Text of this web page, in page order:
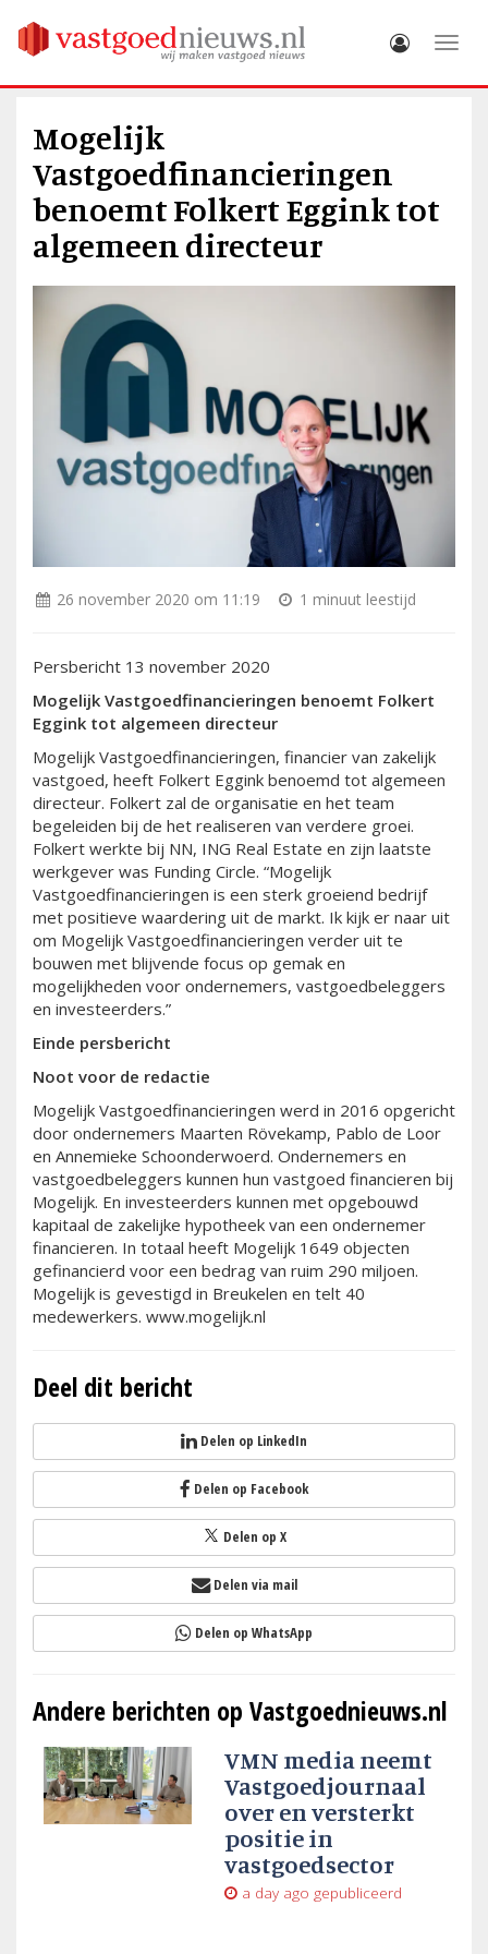
Mogelijk
Vastgoedfinancieringen
benoemt Folkert Eggink tot
algemeen directeur
26 november 2020 om 11:19 1 minuut leestijd
Persbericht 13 november 2020
Mogelijk Vastgoedfinancieringen benoemt Folkert
Eggink tot algemeen directeur
Mogelijk Vastgoedfinancieringen, financier van zakelijk
vastgoed, heeft Folkert Eggink benoemd tot algemeen
directeur. Folkert zal de organisatie en het team
begeleiden bij de het realiseren van verdere groei.
Folkert werkte bij NN, ING Real Estate en zijn laatste
werkgever was Funding Circle. “Mogelijk
Vastgoedfinancieringen is een sterk groeiend bedrijf
met positieve waardering uit de markt. Ik kijk er naar uit
om Mogelijk Vastgoedfinancieringen verder uit te
bouwen met blijvende focus op gemak en
mogelijkheden voor ondernemers, vastgoedbeleggers
en investeerders.”
Einde persbericht
Noot voor de redactie
Mogelijk Vastgoedfinancieringen werd in 2016 opgericht
door ondernemers Maarten Rövekamp, Pablo de Loor
en Annemieke Schoonderwoerd. Ondernemers en
vastgoedbeleggers kunnen hun vastgoed financieren bij
Mogelijk. En investeerders kunnen met opgebouwd
kapitaal de zakelijke hypotheek van een ondernemer
financieren. In totaal heeft Mogelijk 1649 objecten
gefinancierd voor een bedrag van ruim 290 miljoen.
Mogelijk is gevestigd in Breukelen en telt 40
medewerkers. www.mogelijk.nl
Deel dit bericht
Delen op LinkedIn
Delen op Facebook
Delen op X
Delen via mail
Delen op WhatsApp
Andere berichten op Vastgoednieuws.nl
VMN media neemt
Vastgoedjournaal
over en versterkt
positie in
vastgoedsector
a day ago gepubliceerd